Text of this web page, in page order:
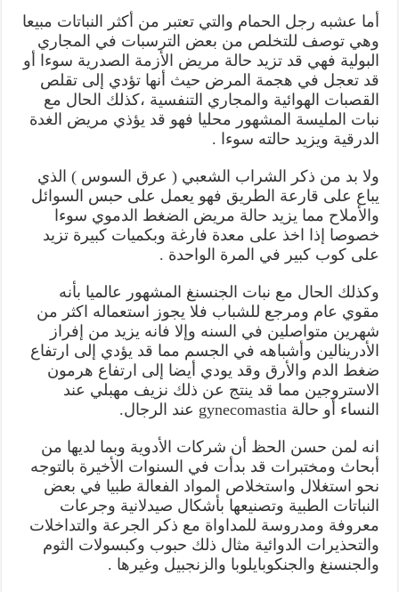
أما عشبه رجل الحمام والتي تعتبر من أكثر النباتات مبيعا
وهي توصف للتخلص من بعض الترسبات في المجاري
البولية فهي قد تزيد حالة مريض الأزمة الصدرية سوءا أو
قد تعجل في هجمة المرض حيث أنها تؤدي إلى تقلص
القصبات الهوائية والمجاري التنفسية ،كذلك الحال مع
نبات المليسة المشهور محليا فهو قد يؤذي مريض الغدة
الدرقية ويزيد حالته سوءا .
ولا بد من ذكر الشراب الشعبي ( عرق السوس ) الذي
يباع على قارعة الطريق فهو يعمل على حبس السوائل
والأملاح مما يزيد حالة مريض الضغط الدموي سوءا
خصوصا إذا اخذ على معدة فارغة وبكميات كبيرة تزيد
على كوب كبير في المرة الواحدة .
وكذلك الحال مع نبات الجنسنغ المشهور عالميا بأنه
مقوي عام ومرجع للشباب فلا يجوز استعماله اكثر من
شهرين متواصلين في السنه وإلا فانه يزيد من إفراز
الأدرينالين وأشباهه في الجسم مما قد يؤدي إلى ارتفاع
ضغط الدم والأرق وقد يودي أيضا إلى ارتفاع هرمون
الاستروجين مما قد ينتج عن ذلك نزيف مهبلي عند
النساء أو حالة gynecomastia عند الرجال.
انه لمن حسن الحظ أن شركات الأدوية وبما لديها من
أبحاث ومختبرات قد بدأت في السنوات الأخيرة بالتوجه
نحو استغلال واستخلاص المواد الفعالة طبيا في بعض
النباتات الطبية وتصنيعها بأشكال صيدلانية وجرعات
معروفة ومدروسة للمداواة مع ذكر الجرعة والتداخلات
والتحذيرات الدوائية مثال ذلك حبوب وكبسولات الثوم
والجنسنغ والجنكوبايلوبا والزنجبيل وغيرها .